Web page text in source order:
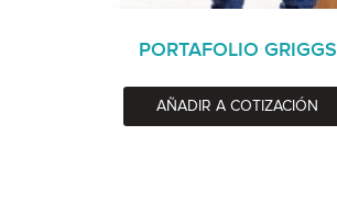
PORTAFOLIO GRIGGS
AÑADIR A COTIZACIÓN